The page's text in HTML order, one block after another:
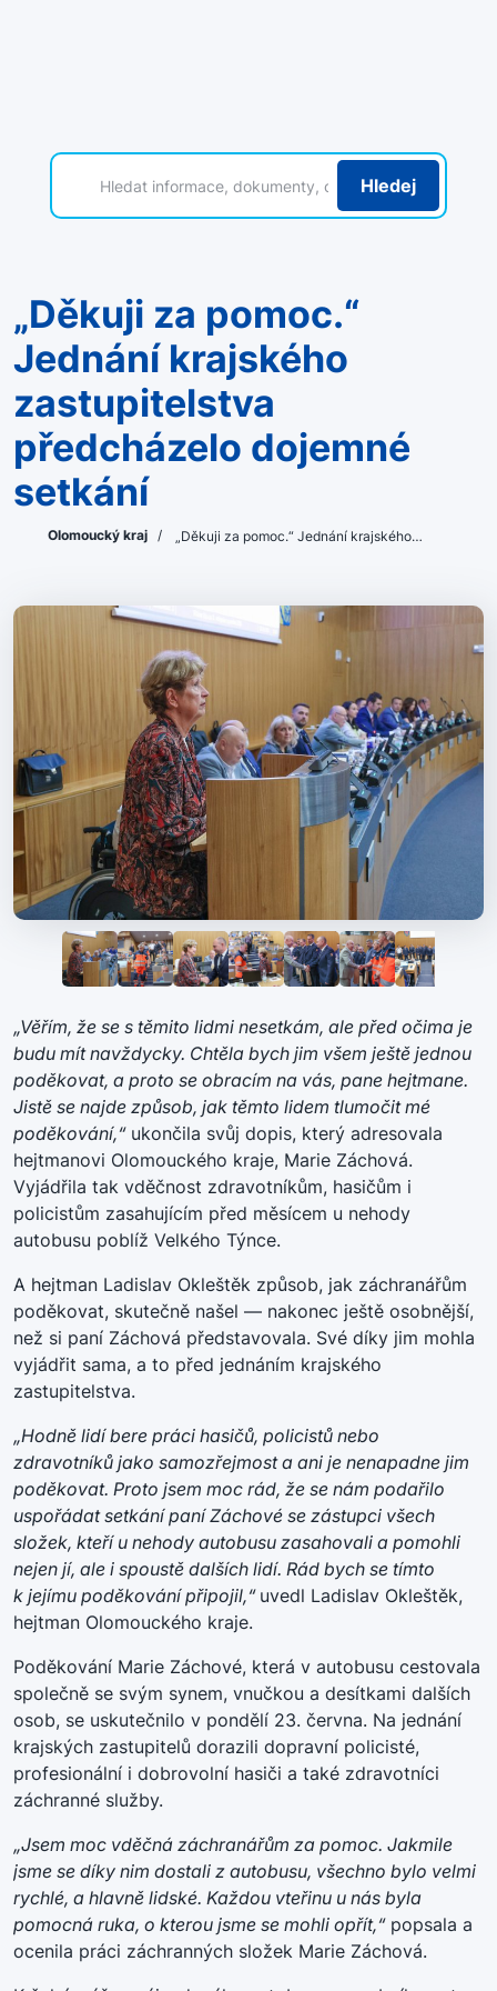
Hledej
„Děkuji za pomoc.“
Jednání krajského
zastupitelstva
předcházelo dojemné
setkání
Olomoucký kraj / „Děkuji za pomoc.“ Jednání krajského…
„Věřím, že se s těmito lidmi nesetkám, ale před očima je
budu mít navždycky. Chtěla bych jim všem ještě jednou
poděkovat, a proto se obracím na vás, pane hejtmane.
Jistě se najde způsob, jak těmto lidem tlumočit mé
poděkování,“ukončila svůj dopis, který adresovala
hejtmanovi Olomouckého kraje, Marie Záchová.
Vyjádřila tak vděčnost zdravotníkům, hasičům i
policistům zasahujícím před měsícem u nehody
autobusu poblíž Velkého Týnce.
A hejtman Ladislav Okleštěk způsob, jak záchranářům
poděkovat, skutečně našel — nakonec ještě osobnější,
než si paní Záchová představovala. Své díky jim mohla
vyjádřit sama, a to před jednáním krajského
zastupitelstva.
„Hodně lidí bere práci hasičů, policistů nebo
zdravotníků jako samozřejmost a ani je nenapadne jim
poděkovat. Proto jsem moc rád, že se nám podařilo
uspořádat setkání paní Záchové se zástupci všech
složek, kteří u nehody autobusu zasahovali a pomohli
nejen jí, ale i spoustě dalších lidí. Rád bych se tímto
k jejímu poděkování připojil,“ uvedl Ladislav Okleštěk,
hejtman Olomouckého kraje.
Poděkování Marie Záchové, která v autobusu cestovala
společně se svým synem, vnučkou a desítkami dalších
osob, se uskutečnilo v pondělí 23. června. Na jednání
krajských zastupitelů dorazili dopravní policisté,
profesionální i dobrovolní hasiči a také zdravotníci
záchranné služby.
„Jsem moc vděčná záchranářům za pomoc. Jakmile
jsme se díky nim dostali z autobusu, všechno bylo velmi
rychlé, a hlavně lidské. Každou vteřinu u nás byla
pomocná ruka, o kterou jsme se mohli opřít,“popsala a
ocenila práci záchranných složek Marie Záchová.